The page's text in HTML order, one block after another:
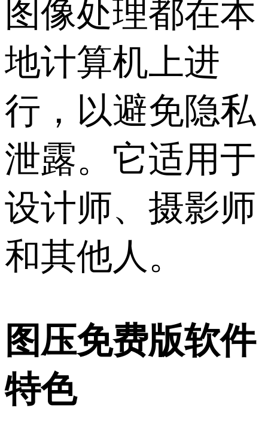
图像处理都在本
地计算机上进
行，以避免隐私
泄露。它适用于
设计师、摄影师
和其他人。
图压免费版软件
特色